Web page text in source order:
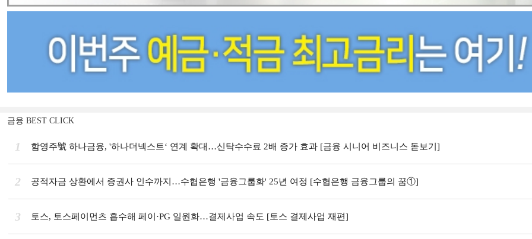
금융 BEST CLICK
1 함영주號 하나금융, '하나더넥스트‘ 연계 확대…신탁수수료 2배 증가 효과 [금융 시니어 비즈니스 돋보기]
2 공적자금 상환에서 증권사 인수까지…수협은행 '금융그룹화' 25년 여정 [수협은행 금융그룹의 꿈①]
3 토스, 토스페이먼츠 흡수해 페이·PG 일원화…결제사업 속도 [토스 결제사업 재편]